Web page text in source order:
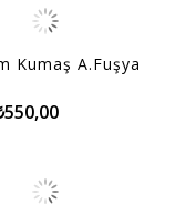
Kumaş A.Fuşya